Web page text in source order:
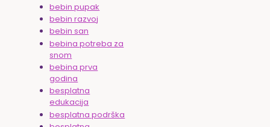
bebin pupak
bebin razvoj
bebin san
bebina potreba za
snom
bebina prva
godina
besplatna
edukacija
besplatna podrška